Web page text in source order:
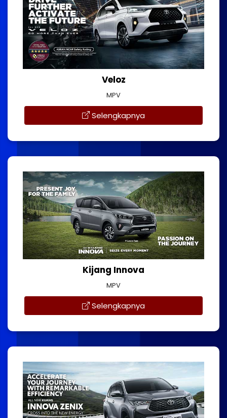
Veloz
MPV
Selengkapnya
Kijang Innova
MPV
Selengkapnya